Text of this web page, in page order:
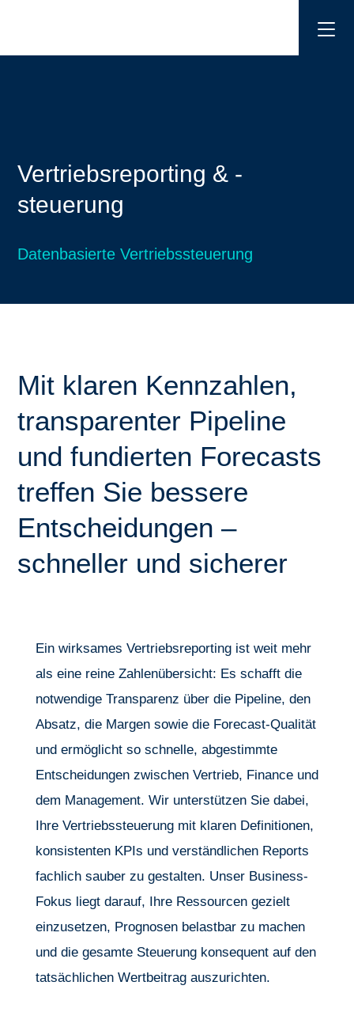
Vertriebsreporting & -
steuerung
Datenbasierte Vertriebssteuerung
Mit klaren Kennzahlen,
transparenter Pipeline
und fundierten Forecasts
treffen Sie bessere
Entscheidungen –
schneller und sicherer
Ein wirksames Vertriebsreporting ist weit mehr
als eine reine Zahlenübersicht: Es schafft die
notwendige Transparenz über die Pipeline, den
Absatz, die Margen sowie die Forecast-Qualität
und ermöglicht so schnelle, abgestimmte
Entscheidungen zwischen Vertrieb, Finance und
dem Management. Wir unterstützen Sie dabei,
Ihre Vertriebssteuerung mit klaren Definitionen,
konsistenten KPIs und verständlichen Reports
fachlich sauber zu gestalten. Unser Business-
Fokus liegt darauf, Ihre Ressourcen gezielt
einzusetzen, Prognosen belastbar zu machen
und die gesamte Steuerung konsequent auf den
tatsächlichen Wertbeitrag auszurichten.